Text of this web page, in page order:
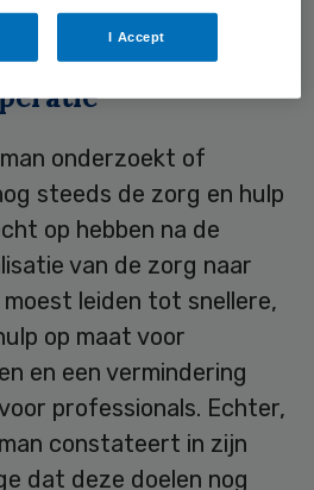
onderzoekt of
steeds de zorg en hulp
op hebben na de
van de zorg naar
leiden tot snellere,
op maat voor
en een vermindering
professionals. Echter,
constateert in zijn
dat deze doelen nog
I Accept